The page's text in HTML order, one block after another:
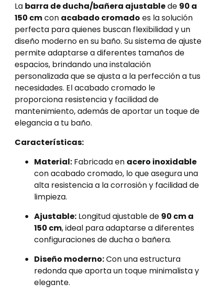
La barra de ducha/bañera ajustablede 90 a
150 cmcon acabado cromado es la solución
perfecta para quienes buscan flexibilidad y un
diseño moderno en su baño. Su sistema de ajuste
permite adaptarse a diferentes tamaños de
espacios, brindando una instalación
personalizada que se ajusta a la perfección a tus
necesidades. El acabado cromado le
proporciona resistencia y facilidad de
mantenimiento, además de aportar un toque de
elegancia a tu baño.
Características:
Material: Fabricada en acero inoxidable
con acabado cromado, lo que asegura una
alta resistencia a la corrosión y facilidad de
limpieza.
Ajustable: Longitud ajustable de 90 cm a
150 cm, ideal para adaptarse a diferentes
configuraciones de ducha o bañera.
Diseño moderno:Con una estructura
redonda que aporta un toque minimalista y
elegante.